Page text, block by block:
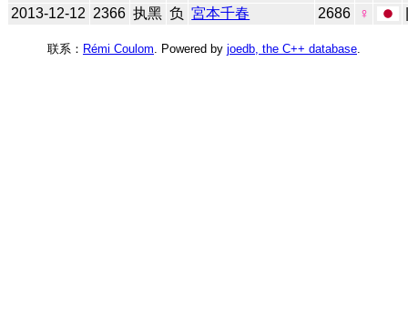
2013-12-12 2366 执黑 负 宮本千春 2686 ♀
联系： Rémi Coulom . Powered by joedb, the C++ database